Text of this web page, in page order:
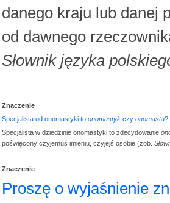
danego kraju lub danej
od dawnego
Słownik języka
Znaczenie
Specjalista od onomastyki to onomastyk czy onomasta?
Specjalista w dziedzinie onomastyki to zdecydowanie
poświęcony czyjemuś imieniu, czyjejś osobie (zob.
Znaczenie
Proszę o wyjaśnienie